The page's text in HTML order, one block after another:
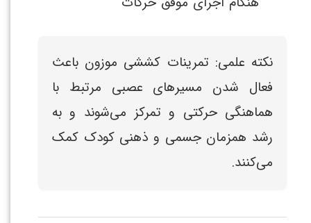
نکته علمی: تمرینات کششی موزون باعث
فعال شدن مسیرهای عصبی مرتبط با
هماهنگی حرکتی و تمرکز می‌شوند و به
رشد همزمان جسمی و ذهنی کودک کمک
می‌کنند.